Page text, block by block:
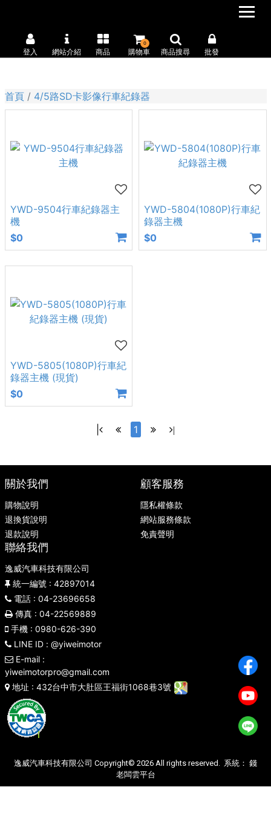
登入 網站介紹 商品 購物車
0
商品搜尋 批發
首頁 4/5路SD卡影像行車紀錄器
YWD-9504行車紀錄器主
機
$0
YWD-5804(1080P)行車紀
錄器主機
$0
YWD-5805(1080P)行車紀
錄器主機 (現貨)
$0
1 |
關於我們
購物說明
退換貨說明
退款說明
顧客服務
隱私權條款
網站服務條款
免責聲明
聯絡我們
逸威汽車科技有限公司
統一編號 : 42897014
電話: 04-23696658
傳真: 04-22569889
手機: 0980-626-390
LINE ID: @yiweimotor
E-mail:
yiweimotorpro@gmail.com
地址 : 432台中市大肚區王福街1068巷3號
逸威汽車科技有限公司 Copyright© 2026 All rights reserved. 系統： 錢
老闆雲平台